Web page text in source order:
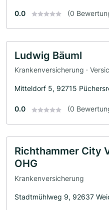
0.0 (0
Ludwig Bäuml
Krankenversicherung ·
Mitteldorf 5, 92715
0.0 (0
Richthammer City
OHG
Krankenversicherung
Stadtmühlweg 9, 92637